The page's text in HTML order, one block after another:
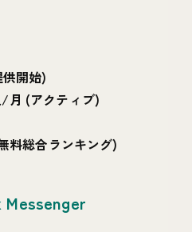
供開始)
/月 (アクティブ)
料総合ランキング)
Messenger